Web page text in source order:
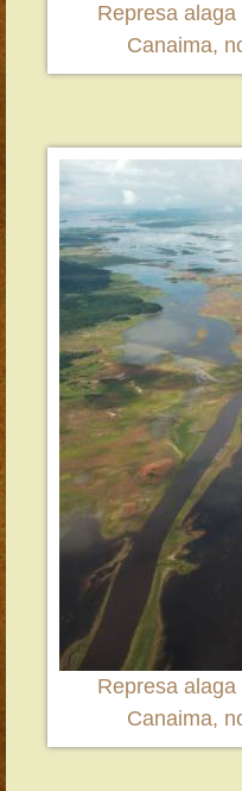
Represa
Canaima,
Represa
Canaima,